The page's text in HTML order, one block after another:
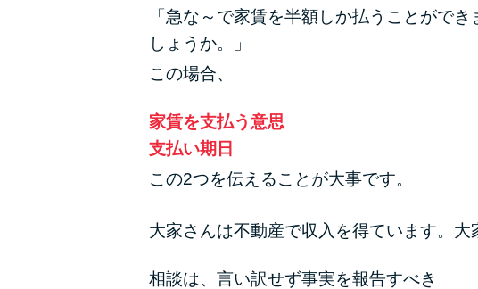
「急な～で家賃を半額しか払うことがで
しょうか。」
この場合、
家賃を支払う意思
支払い期日
この2つを伝えることが大事です。
大家さんは不動産で収入を得ています。大
相談は、言い訳せず事実を報告すべき